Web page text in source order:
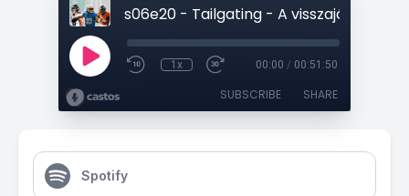
1x 00:00 / 00:51:50
SUBSCRIBE SHARE
Spotify